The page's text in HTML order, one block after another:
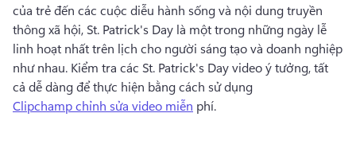
của trẻ đến các cuộc diễu hành sống và nội dung truyền
thông xã hội, St. Patrick's Day là một trong những ngày lễ
linh hoạt nhất trên lịch cho người sáng tạo và doanh nghiệp
như nhau. Kiểm tra các St. Patrick's Day video ý tưởng, tất
cả dễ dàng để thực hiện bằng cách sử dụng
Clipchamp chỉnh sửa video miễn phí.